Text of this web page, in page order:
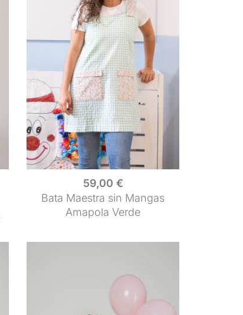
59,00 €
Bata Maestra sin Mangas
Amapola Verde